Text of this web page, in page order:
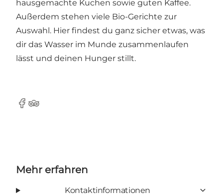
hausgemachte Kuchen sowie guten Kaffee.
Außerdem stehen viele Bio-Gerichte zur
Auswahl. Hier findest du ganz sicher etwas, was
dir das Wasser im Munde zusammenlaufen
lässt und deinen Hunger stillt.
Facebook
Tripadvisor
Mehr erfahren
Kontaktinformationen